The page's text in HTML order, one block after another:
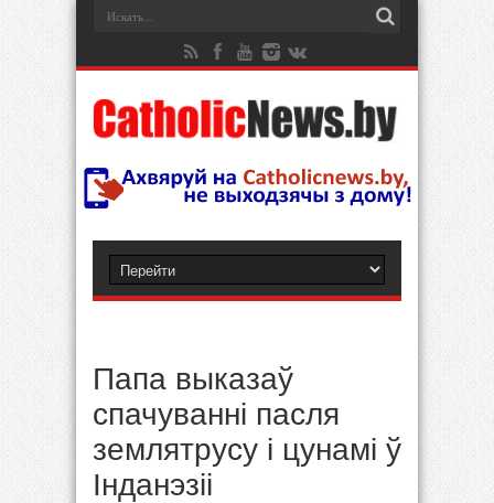
Папа выказаў
спачуванні пасля
землятрусу і цунамі ў
Інданэзіі